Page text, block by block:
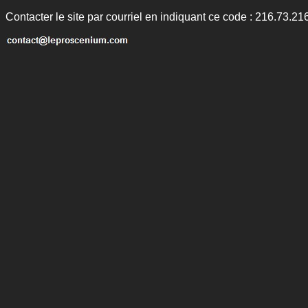
Contacter le site par courriel en indiquant ce code :